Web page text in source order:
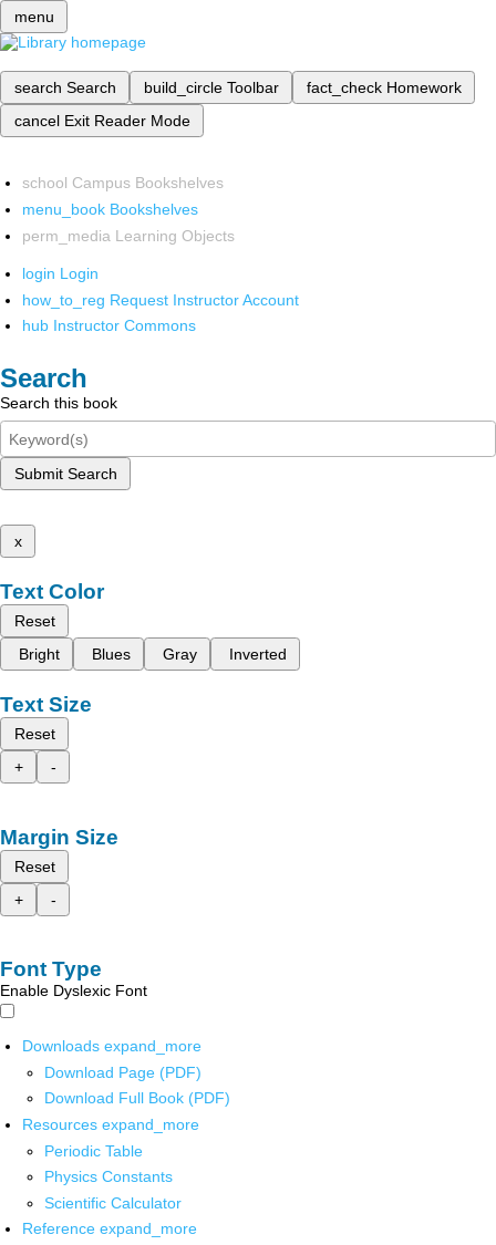
menu
search Search build_circle Toolbar fact_check Homework
cancel Exit Reader Mode
school Campus Bookshelves
menu_book Bookshelves
perm_media Learning Objects
login Login
how_to_reg Request Instructor Account
hub Instructor Commons
Search
Search this book
Submit Search
x
Text Color
Reset
Bright
Blues Gray Inverted
Text Size
Reset
+
-
Margin Size
Reset
+
-
Font Type
Enable Dyslexic Font
Downloads expand_more
Download Page (PDF)
Download Full Book (PDF)
Resources expand_more
Periodic Table
Physics Constants
Scientific Calculator
Reference expand_more